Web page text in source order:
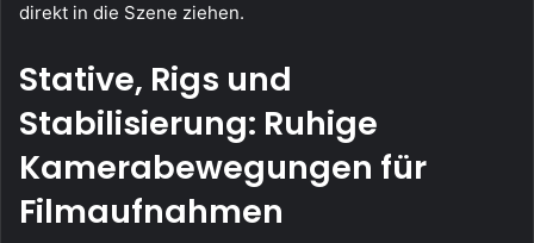
direkt in die Szene ziehen.
Stative, Rigs und
Stabilisierung: Ruhige
Kamerabewegungen für
Filmaufnahmen